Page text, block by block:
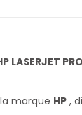
marque HP ,